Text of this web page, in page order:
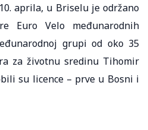
aprila, u Briselu je održano
Euro Velo međunarodnih
grupi od oko 35
za životnu sredinu Tihomir
su licence – prve u Bosni i